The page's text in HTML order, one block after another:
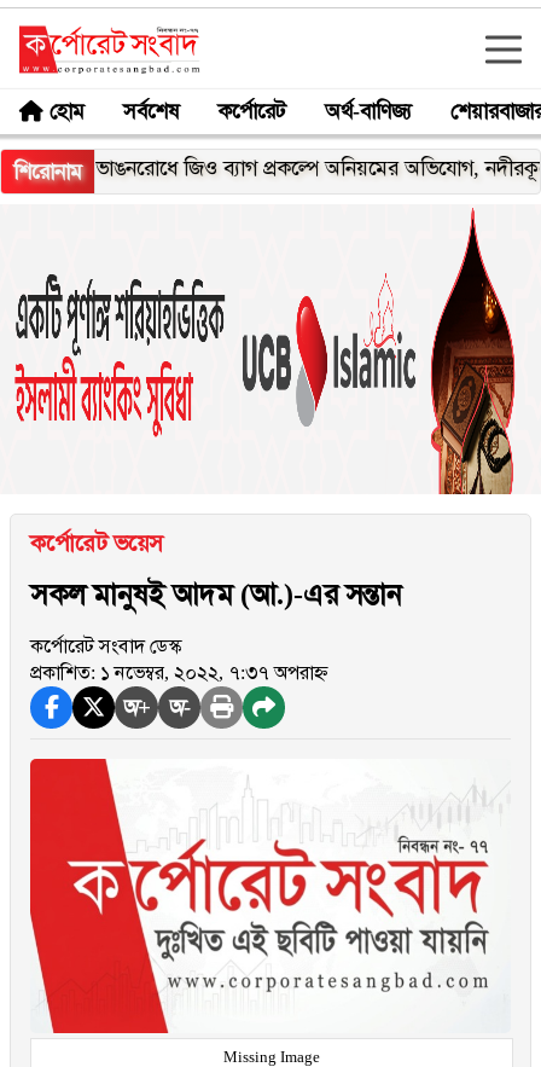
হোম সর্বশেষ কর্পোরেট অর্থ-বাণিজ্য
শিরোনাম জিও ব্যাগ প্রকল্পে অনিয়মের অভিযোগ, নদীরকূলে
কর্পোরেট ভয়েস
সকল মানুষই আদম (আ.)-এর সন্তান
কর্পোরেট সংবাদ ডেস্ক
প্রকাশিত: ১ নভেম্বর, ২০২২, ৭:৩৭ অপরাহ্ন
অ+ অ-
Missing Image